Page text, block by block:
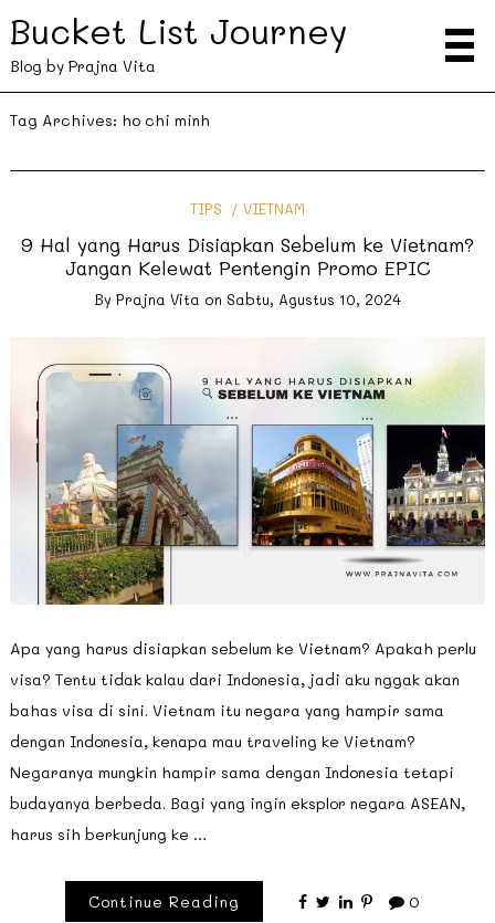
Bucket List Journey
Blog by Prajna Vita
Tag Archives: ho chi minh
TIPS VIETNAM
9 Hal yang Harus Disiapkan Sebelum ke Vietnam?
Jangan Kelewat Pentengin Promo EPIC
By Prajna Vita on Sabtu, Agustus 10, 2024
Apa yang harus disiapkan sebelum ke Vietnam? Apakah perlu
visa? Tentu tidak kalau dari Indonesia, jadi aku nggak akan
bahas visa di sini. Vietnam itu negara yang hampir sama
dengan Indonesia, kenapa mau traveling ke Vietnam?
Negaranya mungkin hampir sama dengan Indonesia tetapi
budayanya berbeda. Bagi yang ingin eksplor negara ASEAN,
harus sih berkunjung ke …
Continue Reading 0